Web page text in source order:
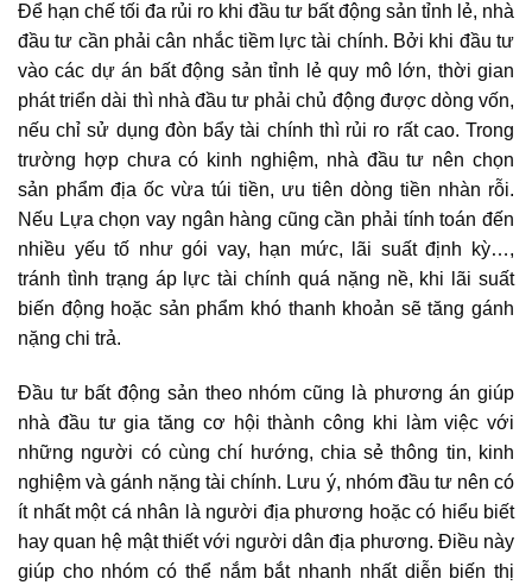
Để hạn chế tối đa rủi ro khi đầu tư bất động sản tỉnh lẻ, nhà
đầu tư cần phải cân nhắc tiềm lực tài chính. Bởi khi đầu tư
vào các dự án bất động sản tỉnh lẻ quy mô lớn, thời gian
phát triển dài thì nhà đầu tư phải chủ động được dòng vốn,
nếu chỉ sử dụng đòn bẩy tài chính thì rủi ro rất cao. Trong
trường hợp chưa có kinh nghiệm, nhà đầu tư nên chọn
sản phẩm địa ốc vừa túi tiền, ưu tiên dòng tiền nhàn rỗi.
Nếu Lựa chọn vay ngân hàng cũng cần phải tính toán đến
nhiều yếu tố như gói vay, hạn mức, lãi suất định kỳ…,
tránh tình trạng áp lực tài chính quá nặng nề, khi lãi suất
biến động hoặc sản phẩm khó thanh khoản sẽ tăng gánh
nặng chi trả.
Đầu tư bất động sản theo nhóm cũng là phương án giúp
nhà đầu tư gia tăng cơ hội thành công khi làm việc với
những người có cùng chí hướng, chia sẻ thông tin, kinh
nghiệm và gánh nặng tài chính. Lưu ý, nhóm đầu tư nên có
ít nhất một cá nhân là người địa phương hoặc có hiểu biết
hay quan hệ mật thiết với người dân địa phương. Điều này
giúp cho nhóm có thể nắm bắt nhanh nhất diễn biến thị